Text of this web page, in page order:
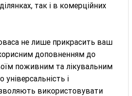
так і в комерційних
не лише прикрасить ваш
доповненням до
поживним та лікувальним
і
використовувати